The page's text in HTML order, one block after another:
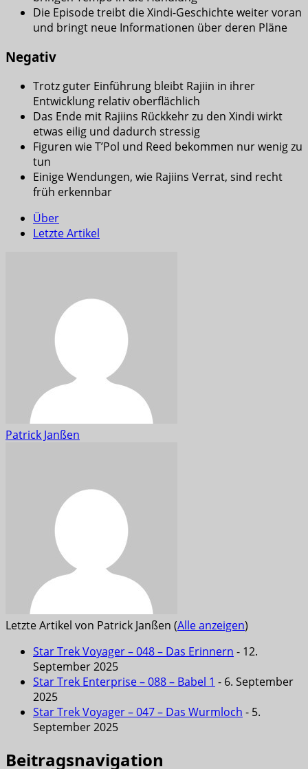
Die Episode treibt die Xindi-Geschichte weiter voran
und bringt neue Informationen über deren Pläne
Negativ
Trotz guter Einführung bleibt Rajiin in ihrer
Entwicklung relativ oberflächlich
Das Ende mit Rajiins Rückkehr zu den Xindi wirkt
etwas eilig und dadurch stressig
Figuren wie T’Pol und Reed bekommen nur wenig zu
tun
Einige Wendungen, wie Rajiins Verrat, sind recht
früh erkennbar
Über
Letzte Artikel
Patrick Janßen
Letzte Artikel von Patrick Janßen (Alle anzeigen)
Star Trek Voyager – 048 – Das Erinnern - 12.
September 2025
Star Trek Enterprise – 088 – Babel 1 - 6. September
2025
Star Trek Voyager – 047 – Das Wurmloch - 5.
September 2025
Beitragsnavigation